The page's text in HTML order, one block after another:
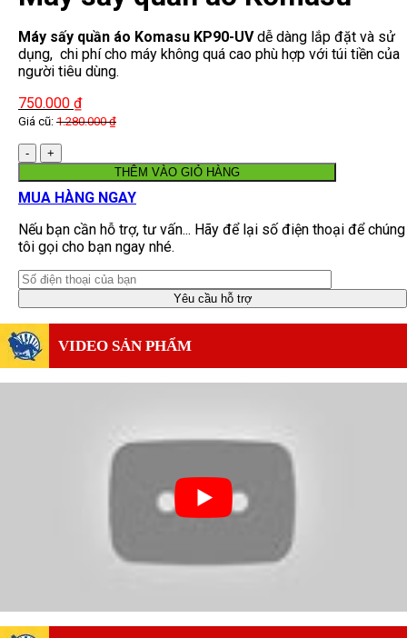
KP90-UV
Máy sấy quần áo Komasu KP90-UVdễ dàng lắp đặt và sử
dụng, chi phí cho máy không quá cao phù hợp với túi tiền của
người tiêu dùng.
750.000 ₫
Giá cũ: 1.280.000₫
Số
lượng
THÊM VÀO GIỎ HÀNG
MUA HÀNG NGAY
Nếu bạn cần hỗ trợ, tư vấn... Hãy để lại số điện thoại để chúng
tôi gọi cho bạn ngay nhé.
VIDEO SẢN PHẨM